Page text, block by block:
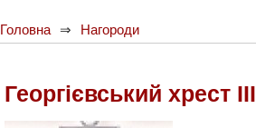
Головна Нагороди
Георгієвський хрест